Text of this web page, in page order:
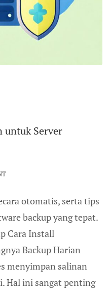
untuk Server
otomatis, serta tips
backup yang tepat.
Cara Install
Backup Harian
menyimpan salinan
Hal ini sangat penting